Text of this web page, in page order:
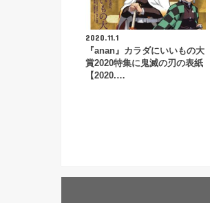
2020.11.1
『anan』カラダにいいもの大
賞2020特集に鬼滅の刃の表紙
【2020.…